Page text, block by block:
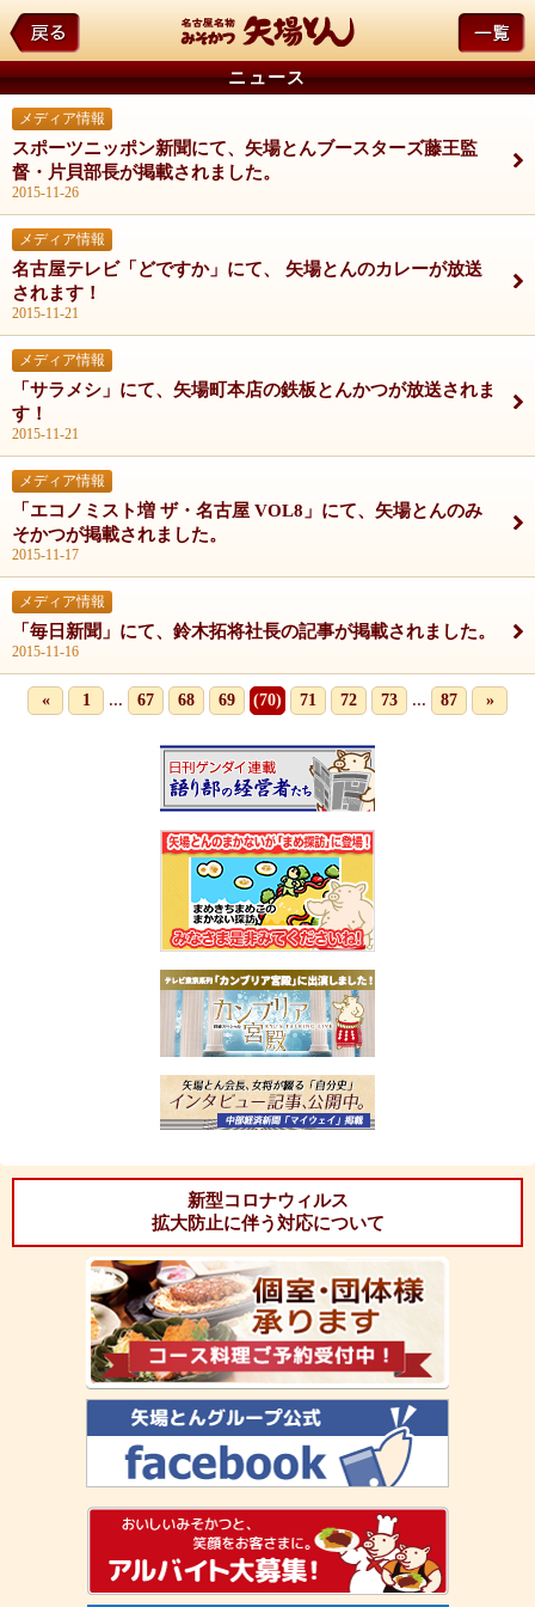
ニュース
メディア情報
スポーツニッポン新聞にて、矢場とんブースターズ藤王監
督・片貝部長が掲載されました。
2015-11-26
メディア情報
名古屋テレビ「どですか」にて、 矢場とんのカレーが放送
されます！
2015-11-21
メディア情報
「サラメシ」にて、矢場町本店の鉄板とんかつが放送されま
す！
2015-11-21
メディア情報
「エコノミスト増 ザ・名古屋 VOL8」にて、矢場とんのみ
そかつが掲載されました。
2015-11-17
メディア情報
「毎日新聞」にて、鈴木拓将社長の記事が掲載されました。
2015-11-16
« 1 ... 67 68 69 (70) 71 72 73 ... 87 »
新型コロナウィルス
拡大防止に伴う対応について